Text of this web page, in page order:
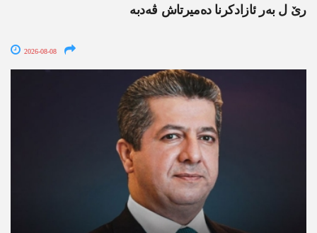
رێ ل بەر ئازادکرنا دەمیرتاش ڤەدبە
2026-08-08